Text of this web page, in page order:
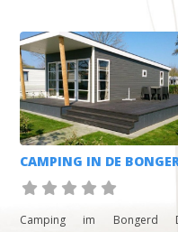
CAMPING IN DE
Camping im Bongerd